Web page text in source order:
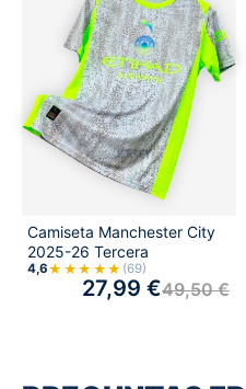
Camiseta Manchester City
2025-26 Tercera
4,6★★★★★ (69)
49,50€
27,99 €